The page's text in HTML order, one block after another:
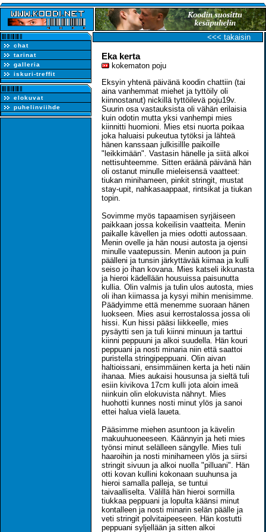
chat
tarinat
galleria
iskuri-treffit
elokuvat
puhelinviihde
<<< takaisin
Eka kerta
kokematon poju
Eksyin yhtenä päivänä koodin chattiin (tai
aina vanhemmat miehet ja tyttöily oli
kiinnostanut) nickillä tyttöilevä poju19v.
Suurin osa vastauksista oli vähän erilaisia
kuin odotin mutta yksi vanhempi mies
kiinnitti huomioni. Mies etsi nuorta poikaa
joka haluaisi pukeutua tytöksi ja lähteä
hänen kanssaan julkisillle paikoille
"leikkimään". Vastasin hänelle ja siitä alkoi
nettisuhteemme. Sitten eräänä päivänä hän
oli ostanut minulle mieleisensä vaatteet:
tiukan minihameen, pinkit stringit, mustat
stay-upit, nahkasaappaat, rintsikat ja tiukan
topin.
Sovimme myös tapaamisen syrjäiseen
paikkaan jossa kokeilisin vaatteita. Menin
paikalle kävellen ja mies odotti autossaan.
Menin ovelle ja hän nousi autosta ja ojensi
minulle vaatepussin. Menin autoon ja puin
päälleni ja tunsin järkyttävää kiimaa ja kulli
seiso jo ihan kovana. Mies katseli ikkunasta
ja hieroi kädellään housuissa paisunutta
kullia. Olin valmis ja tulin ulos autosta, mies
oli ihan kiimassa ja kysyi mihin menisimme.
Päädyimme että menemme suoraan hänen
luokseen. Mies asui kerrostalossa jossa oli
hissi. Kun hissi pääsi liikkeelle, mies
pysäytti sen ja tuli kiinni minuun ja tarttui
kiinni peppuuni ja alkoi suudella. Hän kouri
peppuani ja nosti minaria niin että saattoi
puristella stringipeppuani. Olin aivan
haltioissani, ensimmäinen kerta ja heti näin
ihanaa. Mies aukaisi housunsa ja sieltä tuli
esiin kivikova 17cm kulli jota aloin imeä
niinkuin olin elokuvista nähnyt. Mies
huohotti kunnes nosti minut ylös ja sanoi
ettei halua vielä laueta.
Pääsimme miehen asuntoon ja kävelin
makuuhuoneeseen. Käännyin ja heti mies
työnsi minut selälleen sängylle. Mies tuli
haaroihin ja nosti minihameen ylös ja siirsi
stringit sivuun ja alkoi nuolla "pilluani". Hän
otti kovan kullini kokonaan suuhunsa ja
hieroi samalla palleja, se tuntui
taivaalliselta. Välillä hän hieroi sormilla
tiukkaa peppuani ja lopulta käänsi minut
kontalleen ja nosti minarin selän päälle ja
veti stringit polvitaipeeseen. Hän kostutti
peppuani syljellään ja sitten alkoi